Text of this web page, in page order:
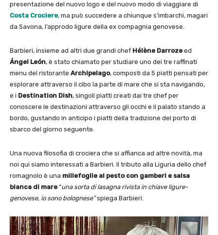
presentazione del nuovo logo e del nuovo modo di viaggiare di
Costa Crociere, ma può succedere a chiunque s’imbarchi, magari
da Savona, l’approdo ligure della ex compagnia genovese.
Barbieri, insieme ad altri due grandi chef Hélène Darroze ed
Ángel León, è stato chiamato per studiare uno dei tre raffinati
menu del ristorante Archipelago, composti da 5 piatti pensati per
esplorare attraverso il cibo la parte di mare che si sta navigando,
e i Destination Dish, singoli piatti creati dai tre chef per
conoscere le destinazioni attraverso gli occhi e il palato stando a
bordo, gustando in anticipo i piatti della tradizione del porto di
sbarco del giorno seguente.
Una nuova filosofia di crociera che si affianca ad altre novità, ma
noi qui siamo interessati a Barbieri. Il tributo alla Liguria dello chef
romagnolo è una millefoglie al pesto con gamberi e salsa
bianca di mare “una sorta di lasagna rivista in chiave ligure-
genovese, io sono bolognese”spiega Barbieri.